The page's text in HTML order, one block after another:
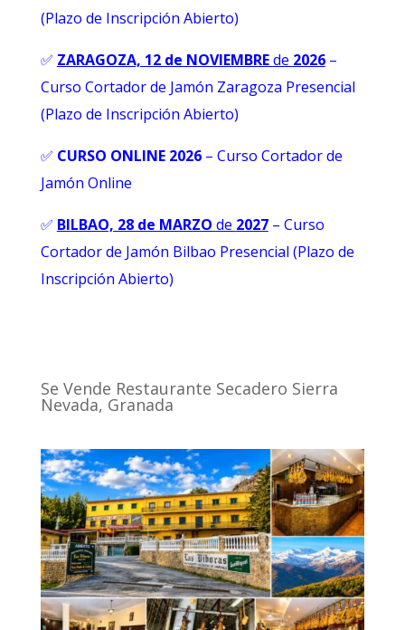
(Plazo de Inscripción Abierto)
✅ ZARAGOZA, 12 de NOVIEMBREde 2026–
Curso Cortador de Jamón Zaragoza Presencial
(Plazo de Inscripción Abierto)
✅ CURSO ONLINE 2026– Curso Cortador de
Jamón Online
✅ BILBAO, 28 de MARZO de 2027– Curso
Cortador de Jamón Bilbao Presencial (Plazo de
Inscripción Abierto)
Se Vende Restaurante Secadero Sierra
Nevada, Granada